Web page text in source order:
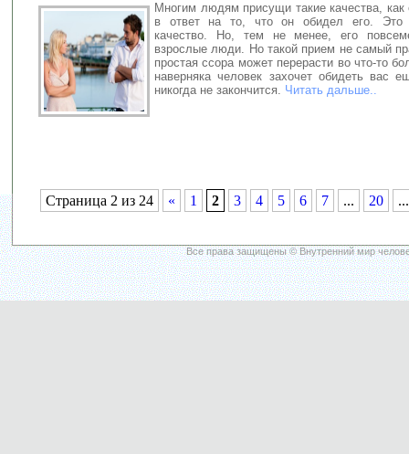
Многим людям присущи такие качества, как
в ответ на то, что он обидел его. Это
качество. Но, тем не менее, его
взрослые люди. Но такой прием не самый
простая ссора может перерасти во что-то
наверняка человек захочет обидеть вас
никогда не закончится. Читать дальше..
Страница 2 из 24 « 1 2 3 4 5 6 7 ... 20 ...
Все права защищены © Внутренний мир